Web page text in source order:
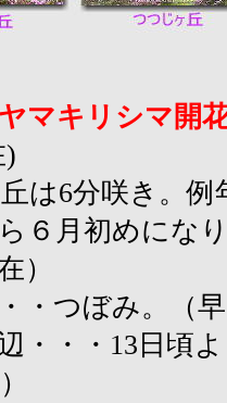
マキリシマ開
)
は6分咲き。
６月初めにな
）
・つぼみ。（
・・・13日頃